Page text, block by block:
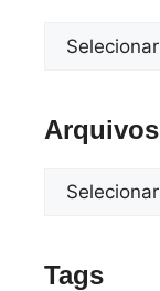
Arquivos
Tags